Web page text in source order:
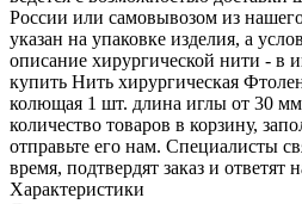
России или самовывозом из
указан на упаковке изделия, а
описание хирургической нити - в
купить Нить хирургическая
колющая 1 шт. длина иглы от 30
количество товаров в корзину,
отправьте его нам. Специалисты
время, подтвердят заказ и
Характеристики